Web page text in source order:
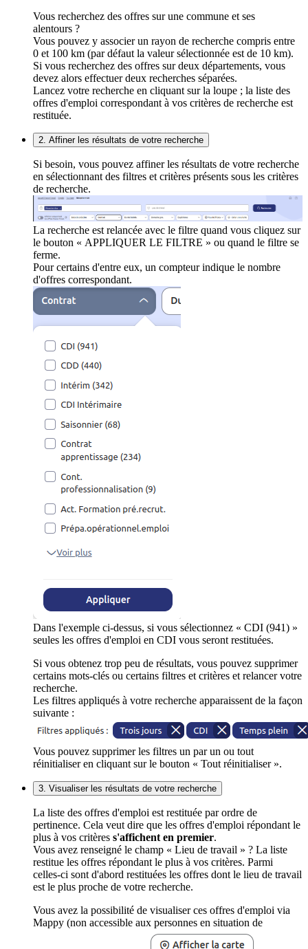
Vous recherchez des offres sur une commune et ses
alentours ?
Vous pouvez y associer un rayon de recherche compris entre
0 et 100 km (par défaut la valeur sélectionnée est de 10 km).
Si vous recherchez des offres sur deux départements, vous
devez alors effectuer deux recherches séparées.
Lancez votre recherche en cliquant sur la loupe ; la liste des
offres d'emploi correspondant à vos critères de recherche est
restituée.
2. Affiner les résultats de votre recherche
Si besoin, vous pouvez affiner les résultats de votre recherche
en sélectionnant des filtres et critères présents sous les critères
de recherche.
La recherche est relancée avec le filtre quand vous cliquez sur
le bouton « APPLIQUER LE FILTRE » ou quand le filtre se
ferme.
Pour certains d'entre eux, un compteur indique le nombre
d'offres correspondant.
Dans l'exemple ci-dessus, si vous sélectionnez « CDI (941) »
seules les offres d'emploi en CDI vous seront restituées.
Si vous obtenez trop peu de résultats, vous pouvez supprimer
certains mots-clés ou certains filtres et critères et relancer votre
recherche.
Les filtres appliqués à votre recherche apparaissent de la façon
suivante :
Vous pouvez supprimer les filtres un par un ou tout
réinitialiser en cliquant sur le bouton « Tout réinitialiser ».
3. Visualiser les résultats de votre recherche
La liste des offres d'emploi est restituée par ordre de
pertinence. Cela veut dire que les offres d'emploi répondant le
plus à vos critères s'affichent en premier.
Vous avez renseigné le champ « Lieu de travail » ? La liste
restitue les offres répondant le plus à vos critères. Parmi
celles-ci sont d'abord restituées les offres dont le lieu de travail
est le plus proche de votre recherche.
Vous avez la possibilité de visualiser ces offres d'emploi via
Mappy (non accessible aux personnes en situation de